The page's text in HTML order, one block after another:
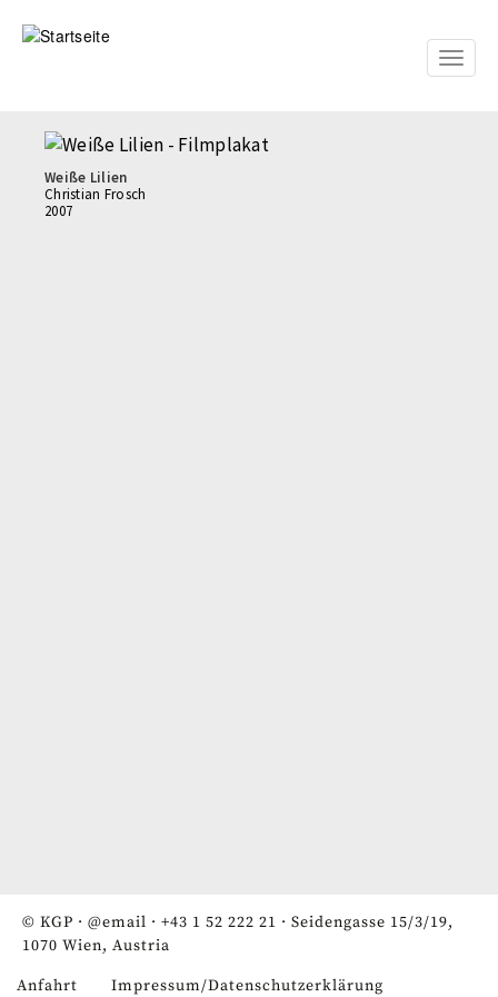
zum
Toggle
Weiße Lilien
Christian Frosch
2007
© KGP · @email · +43 1 52 222 21 · Seidengasse 15/3/19,
1070 Wien, Austria
Anfahrt Impressum/Datenschutzerklärung